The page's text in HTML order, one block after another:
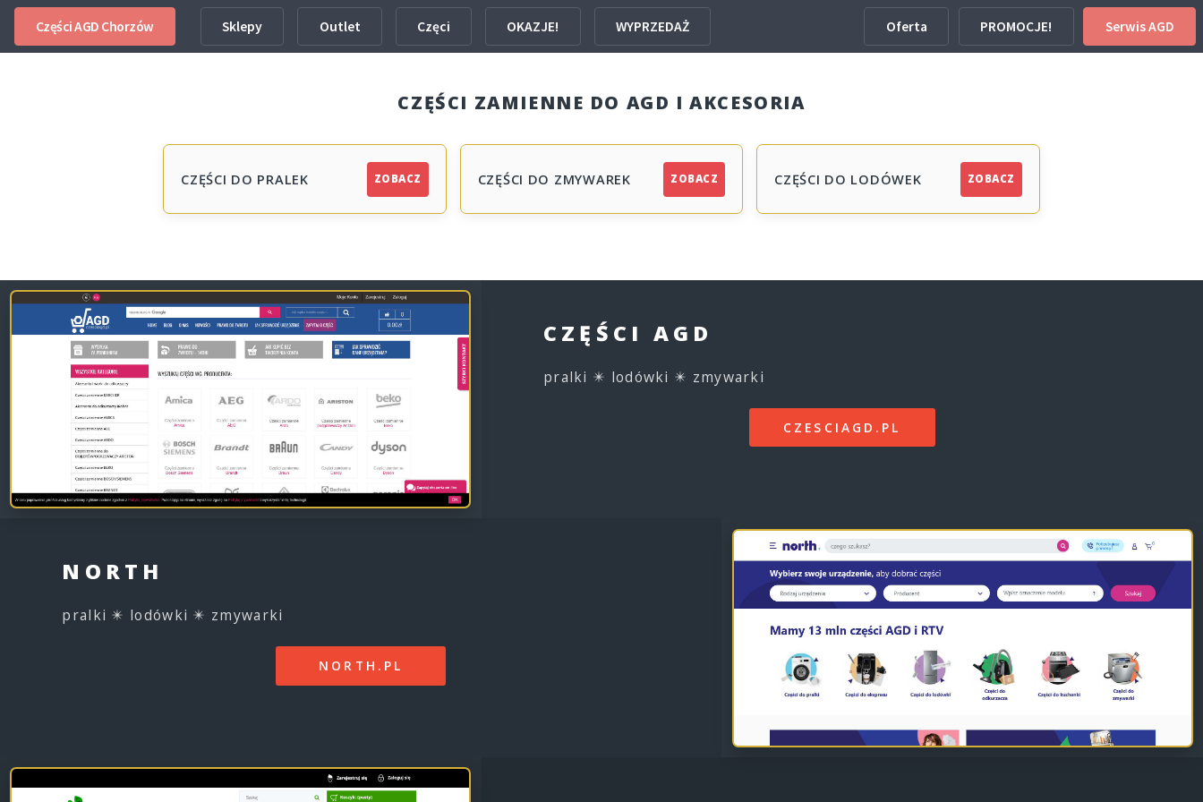
Części AGD Chorzów Sklepy Outlet Częci OKAZJE! WYPRZEDAŻ Oferta PROMOCJE! Serwis AGD